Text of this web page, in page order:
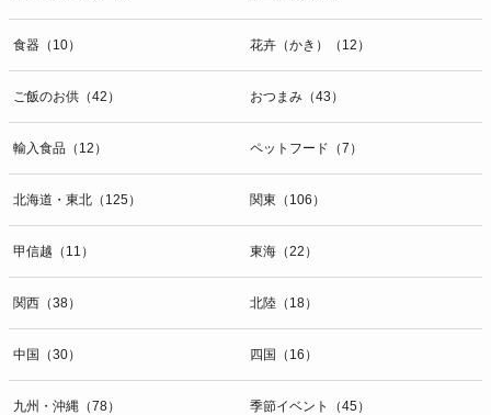
食器（10） 花卉（かき）（12）
ご飯のお供（42） おつまみ（43）
輸入食品（12） ペットフード（7）
北海道・東北（125） 関東（106）
甲信越（11） 東海（22）
関西（38） 北陸（18）
中国（30） 四国（16）
九州・沖縄（78） 季節イベント（45）